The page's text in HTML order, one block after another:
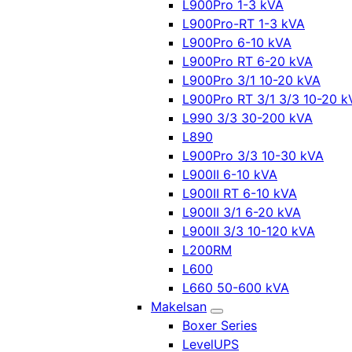
L900Pro 1-3 kVA
L900Pro-RT 1-3 kVA
L900Pro 6-10 kVA
L900Pro RT 6-20 kVA
L900Pro 3/1 10-20 kVA
L900Pro RT 3/1 3/3 10-20
L990 3/3 30-200 kVA
L890
L900Pro 3/3 10-30 kVA
L900II 6-10 kVA
L900II RT 6-10 kVA
L900II 3/1 6-20 kVA
L900II 3/3 10-120 kVA
L200RM
L600
L660 50-600 kVA
Makelsan
Boxer Series
LevelUPS